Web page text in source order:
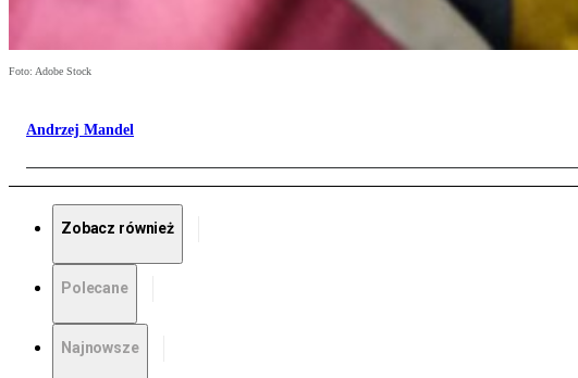
Foto: Adobe Stock
Andrzej Mandel
Zobacz również
Polecane
Najnowsze